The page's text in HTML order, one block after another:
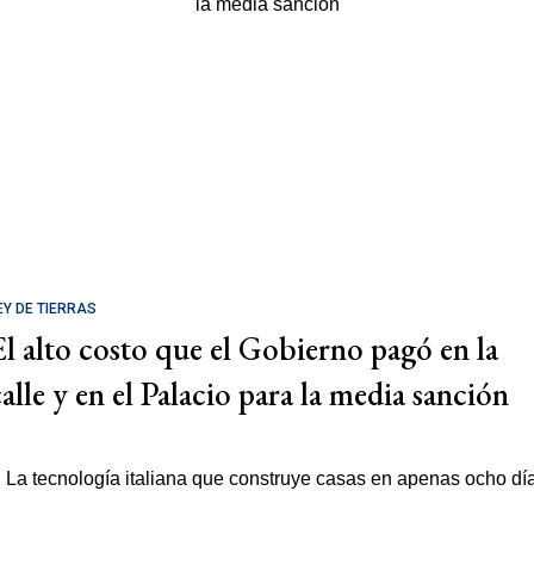
DE TIERRAS
alto costo que el Gobierno pagó en la
y en el Palacio para la media sanción